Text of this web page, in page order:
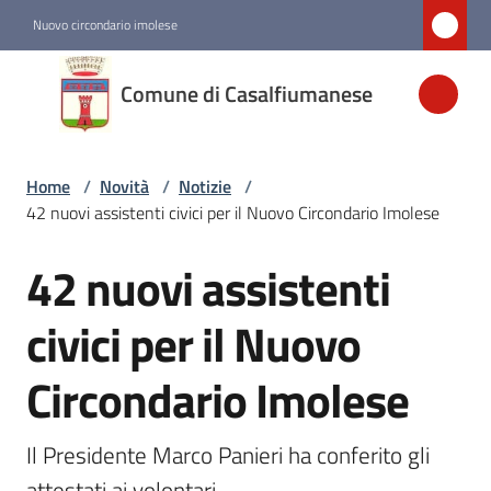
Nuovo circondario imolese
Comune di Casalfiumanese
Comune di
Casalfiumanese
Amministrazione
Menu selezionato
Servizi
Vivere
Home / Novità / Notizie /
42 nuovi assistenti civici per il Nuovo Circondario Imolese
Salta al contenuto
42 nuovi assistenti
civici per il Nuovo
Circondario Imolese
Il Presidente Marco Panieri ha conferito gli